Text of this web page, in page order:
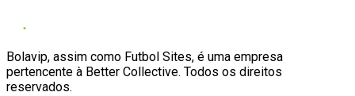
Bolavip, assim como Futbol Sites, é uma empresa
pertencente à Better Collective. Todos os direitos
reservados.